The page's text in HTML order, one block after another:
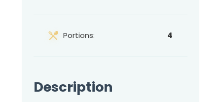
Portions: 4
Description